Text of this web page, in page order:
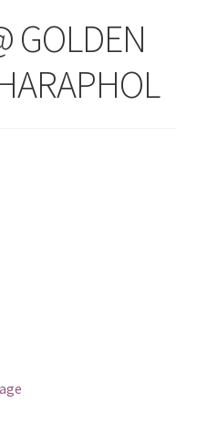
GOLDEN